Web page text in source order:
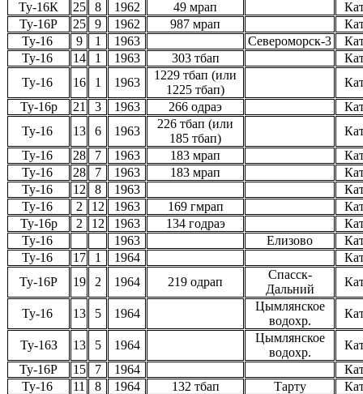
Ту-16К 25 8 1962 49 мрап
Ту-16Р 25 9 1962 987 мрап
Ту-16
9 1 1963 Североморск-3
Ту-16
14 1 1963 303 тбап
Ту-16
16 1 1963
1229 тбап (или
1225 тбап)
Ту-16р
21 3 1963 266 одраэ
Ту-16
13 6 1963
226 тбап (или
185 тбап)
Ту-16
28 7 1963 183 мрап
Ту-16
28 7 1963 183 мрап
Ту-16
12 8 1963
Ту-16
2 12 1963 169 гмрап
Ту-16р
2 12 1963 134 годраэ
Ту-16
1963 Елизово
Ту-16
17 1 1964
Ту-16Р
19 2 1964 219 одрап
Спасск-
Дальний
Ту-16 13 5 1964
Цымлянское
водохр.
Ту-16З 13 5 1964
Цымлянское
водохр.
Ту-16Р
15 7 1964
Ту-16
11 8 1964 132 тбап Тарту